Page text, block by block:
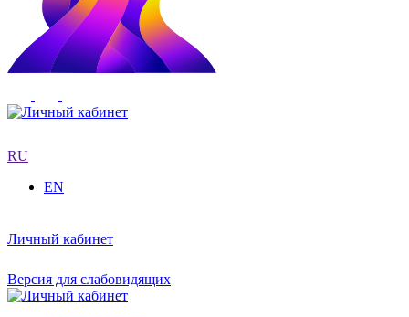
RU
EN
Личный кабинет
Версия для слабовидящих